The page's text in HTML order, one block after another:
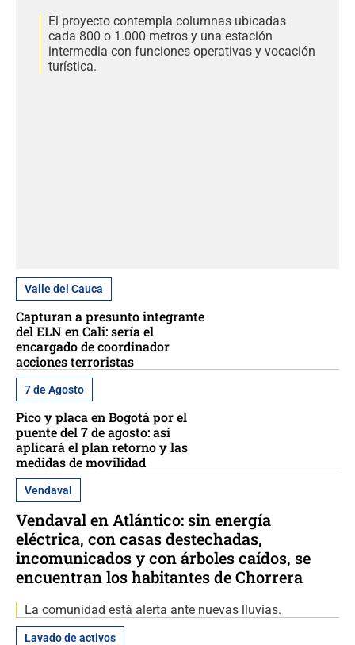
El proyecto contempla columnas ubicadas
cada 800 o 1.000 metros y una estación
intermedia con funciones operativas y vocación
turística.
Valle del Cauca
Capturan a presunto integrante
del ELN en Cali: sería el
encargado de coordinador
acciones terroristas
7 de Agosto
Pico y placa en Bogotá por el
puente del 7 de agosto: así
aplicará el plan retorno y las
medidas de movilidad
Vendaval
Vendaval en Atlántico: sin energía
eléctrica, con casas destechadas,
incomunicados y con árboles caídos, se
encuentran los habitantes de Chorrera
La comunidad está alerta ante nuevas lluvias.
Lavado de activos